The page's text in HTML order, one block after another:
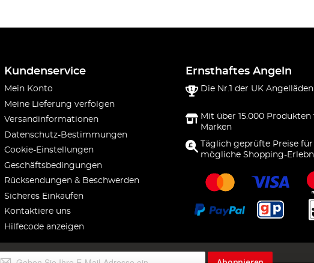
Kundenservice
Mein Konto
Meine Lieferung verfolgen
Versandinformationen
Datenschutz-Bestimmungen
Cookie-Einstellungen
Geschäftsbedingungen
Rücksendungen & Beschwerden
Sicheres Einkaufen
Kontaktiere uns
Hilfecode anzeigen
Ernsthaftes Angeln
Die Nr.1 der UK
Mit über 15.000 Produkten
Marken
Täglich geprüfte Preise
mögliche Shopping-